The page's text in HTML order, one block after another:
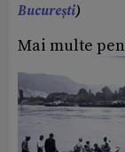
București)
Mai multe